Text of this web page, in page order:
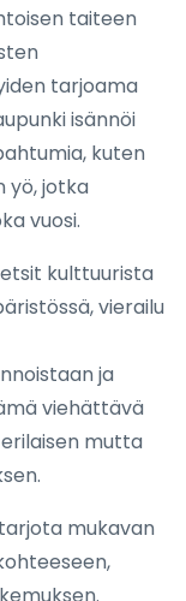
taiteen
tarjoama
isännöi
kuten
yö, jotka
vuosi.
kulttuurista
vierailu
ja
viehättävä
mutta
mukavan